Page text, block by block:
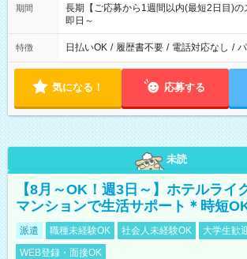
期間
長期【ご応募から1週間以内(最短2日目)の
即日～
特徴 日払いOK / 履歴書不要 / 電話対応なし /
気になる！ 応募する
未読
【8月～OK！週3日～】ホテルライ
マンションで生活サポート＊時短
派遣 職種未経験OK 社会人未経験OK 大学生歓
WEB登録・面接OK